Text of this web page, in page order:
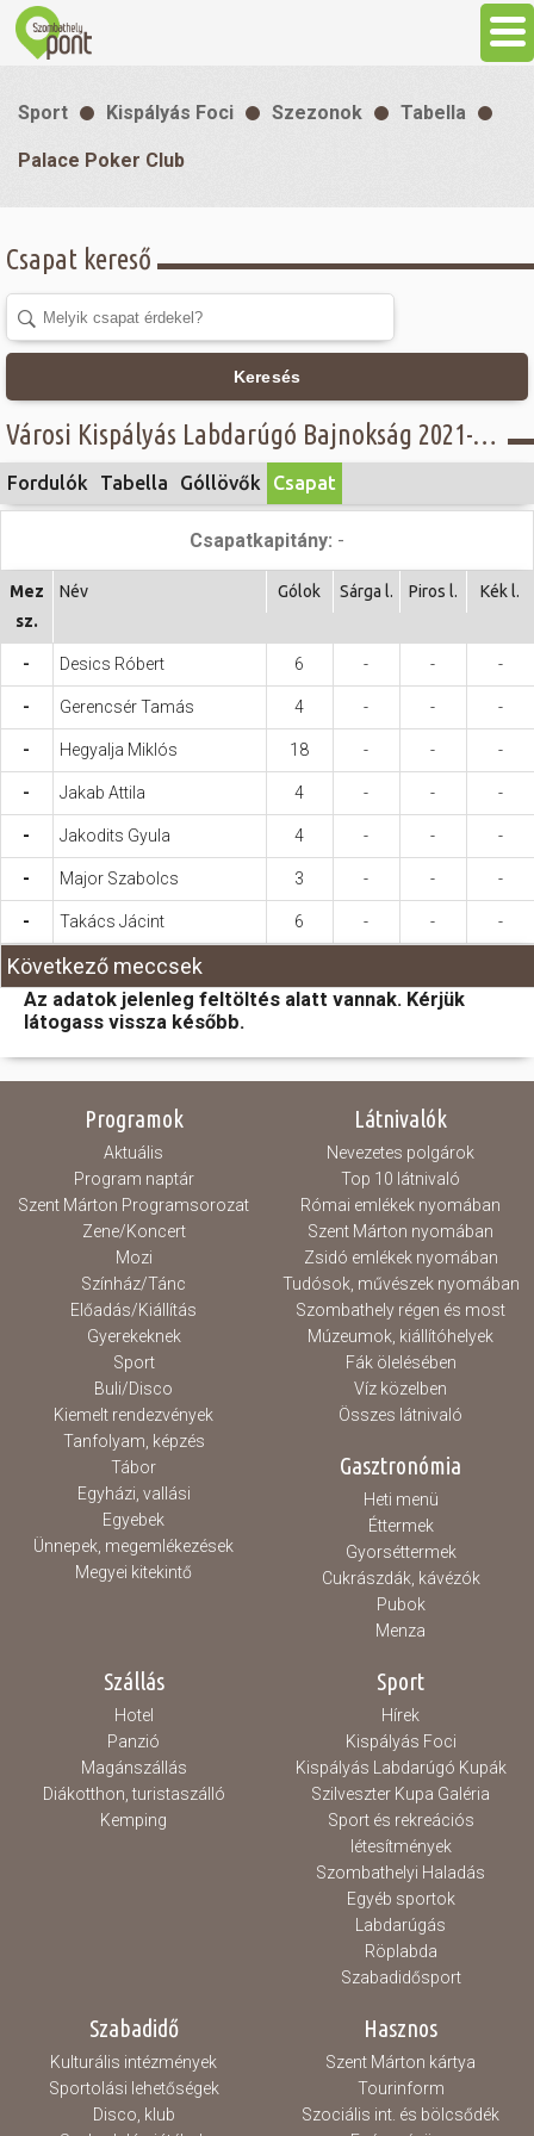
Programok
Gasztronómia
Sport
Szabadidő
Hasznos
Sport Kispályás Foci Szezonok Tabella
Palace Poker Club
Csapat kereső
Keresés
Városi Kispályás Labdarúgó Bajnokság 2021-22 - Öregfiúk - felsőház - Palace Poker Club
Fordulók Tabella Góllövők Csapat
Csapatkapitány: -
Mez
sz.
Név Gólok Sárga l. Piros l. Kék l.
- Desics Róbert 6 - - -
- Gerencsér Tamás 4 - - -
- Hegyalja Miklós 18 - - -
- Jakab Attila 4 - - -
- Jakodits Gyula 4 - - -
- Major Szabolcs 3 - - -
- Takács Jácint 6 - - -
Következő meccsek
Az adatok jelenleg feltöltés alatt vannak. Kérjük
látogass vissza később.
Programok
Aktuális
Program naptár
Szent Márton Programsorozat
Zene/Koncert
Mozi
Színház/Tánc
Előadás/Kiállítás
Gyerekeknek
Sport
Buli/Disco
Kiemelt rendezvények
Tanfolyam, képzés
Tábor
Egyházi, vallási
Egyebek
Ünnepek, megemlékezések
Megyei kitekintő
Látnivalók
Nevezetes polgárok
Top 10 látnivaló
Római emlékek nyomában
Szent Márton nyomában
Zsidó emlékek nyomában
Tudósok, művészek nyomában
Szombathely régen és most
Múzeumok, kiállítóhelyek
Fák ölelésében
Víz közelben
Összes látnivaló
Gasztronómia
Heti menü
Éttermek
Gyorséttermek
Cukrászdák, kávézók
Pubok
Menza
Szállás
Hotel
Panzió
Magánszállás
Diákotthon, turistaszálló
Kemping
Sport
Hírek
Kispályás Foci
Kispályás Labdarúgó Kupák
Szilveszter Kupa Galéria
Sport és rekreációs
létesítmények
Szombathelyi Haladás
Egyéb sportok
Labdarúgás
Röplabda
Szabadidősport
Szabadidő
Kulturális intézmények
Sportolási lehetőségek
Disco, klub
Hasznos
Szent Márton kártya
Tourinform
Szociális int. és bölcsődék